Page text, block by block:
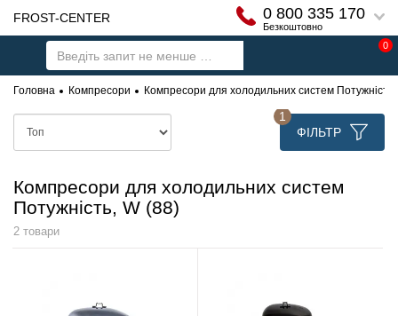
FROST-CENTER 0 800 335 170
Безкоштовно
0
Головна Компресори Компресори для холодильних систем
ФІЛЬТР
1
Компресори для холодильних систем
Потужність, W (88)
2 товари